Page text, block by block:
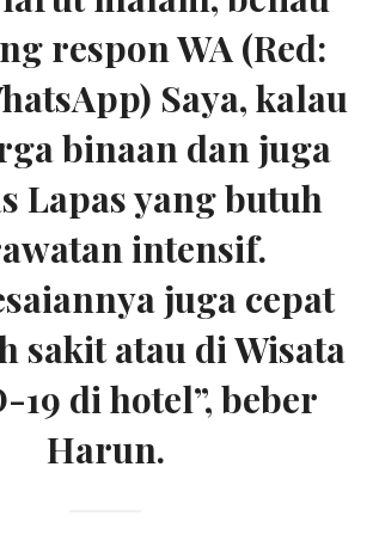
respon WA (Red:
Saya, kalau
binaan dan juga
Lapas yang butuh
intensif.
juga cepat
sakit atau di Wisata
19 di hotel”, beber
Harun.